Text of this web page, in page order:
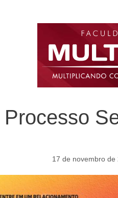
Processo
17 de novembro de